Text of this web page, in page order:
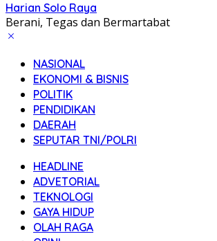
Harian Solo Raya
Berani, Tegas dan Bermartabat
NASIONAL
EKONOMI & BISNIS
POLITIK
PENDIDIKAN
DAERAH
SEPUTAR TNI/POLRI
HEADLINE
ADVETORIAL
TEKNOLOGI
GAYA HIDUP
OLAH RAGA